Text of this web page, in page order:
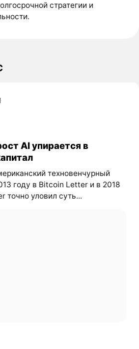
стратегии и
AI упирается в
техновенчурный
году в Bitcoin Letter и в 2018
точно уловил суть...